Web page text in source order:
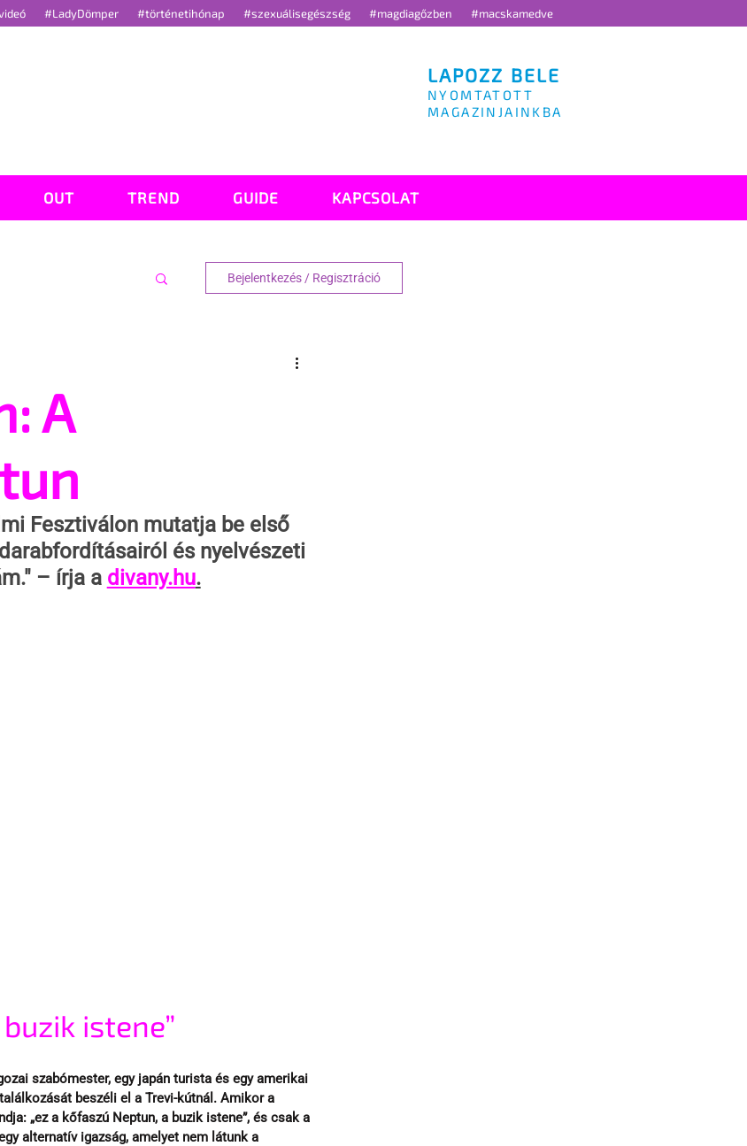
#LadyDömper #történetihónap #szexuálisegészség #magdiagőzben #macskamedve
LAPOZZ BELE
NYOMTATOTT
MAGAZINJAINKBA
OUT TREND GUIDE KAPCSOLAT
Bejelentkezés / Regisztráció
A
Fesztiválon mutatja be első
és nyelvészeti
– írja a divany.hu.
istene”
szabómester, egy japán turista és egy amerikai
beszéli el a Trevi-kútnál. Amikor a
„ez a kőfaszú Neptun, a buzik istene”, és csak a
alternatív igazság, amelyet nem látunk a